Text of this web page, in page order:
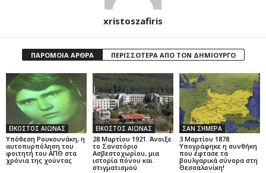
xristoszafiris
ΠΑΡΟΜΟΙΑ ΑΡΘΡΑ ΠΕΡΙΣΣΟΤΕΡΑ ΑΠΟ ΤΟΝ ΔΗΜΙΟΥΡΓΟ
ΕΙΚΟΣΤΟΣ ΑΙΩΝΑΣ
Υπόθεση Ρουκουνάκη, η
αυτοπυρπόληση του
φοιτητή του ΑΠΘ στα
χρόνια της χούντας
ΕΙΚΟΣΤΟΣ ΑΙΩΝΑΣ
28 Μαρτίου 1921. Άνοιξε
το Σανατόριο
Ασβεστοχωρίου, μια
ιστορία πόνου και
στιγματισμού
ΣΑΝ ΣΗΜΕΡΑ
3 Μαρτίου 1878.
Υπογράφηκε η συνθήκη
που έφτασε τα
βουλγαρικά σύνορα στη
Θεσσαλονίκη!